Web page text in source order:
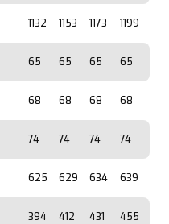
1132 1153 1173 1199
65 65 65 65
68 68 68 68
74 74 74 74
625 629 634 639
394 412 431 455